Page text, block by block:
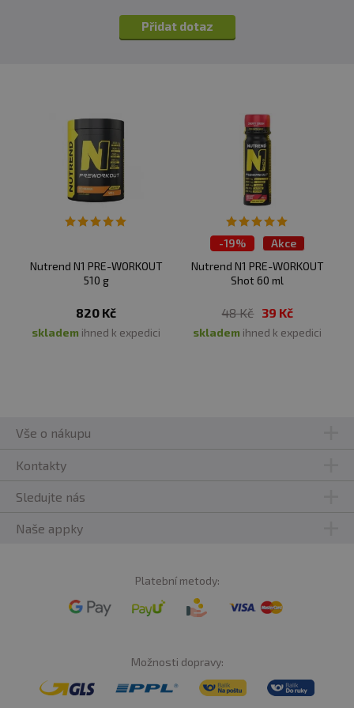
Přidat dotaz
Nutrend N1 PRE-WORKOUT
510 g
820 Kč
skladem ihned k expedici
-19%
Akce
Nutrend N1 PRE-WORKOUT
Shot 60 ml
48 Kč 39 Kč
skladem ihned k expedici
Vše o nákupu
Kontakty
Sledujte nás
Naše appky
Platební metody:
Možnosti dopravy: